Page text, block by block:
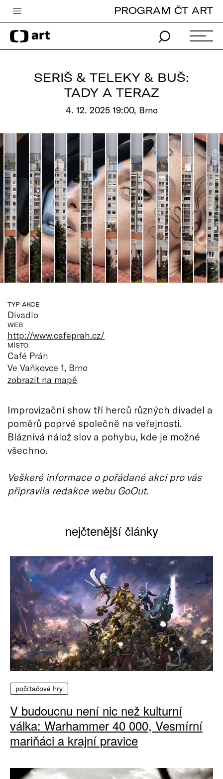
Česká televize
Zpravodajství
Vše o ČT
PROGRAM ČT ART
SERIŠ & TELEKY & BUŠ:
TADY A TERAZ
4. 12. 2025 19:00, Brno
TYP AKCE
Divadlo
WEB
http://www.cafeprah.cz/
MÍSTO
Café Práh
Ve Vaňkovce 1, Brno
zobrazit na mapě
Improvizační show tří herců různých divadel a
poměrů poprvé společně na veřejnosti.
Bláznivá nálož slov a pohybu, kde je možné
všechno.
Veškeré informace o pořádané akci pro vás
připravila redakce webu GoOut.
nejčtenější články
počítačové hry
V budoucnu není nic než kulturní
válka: Warhammer 40 000, Vesmírní
mariňáci a krajní pravice